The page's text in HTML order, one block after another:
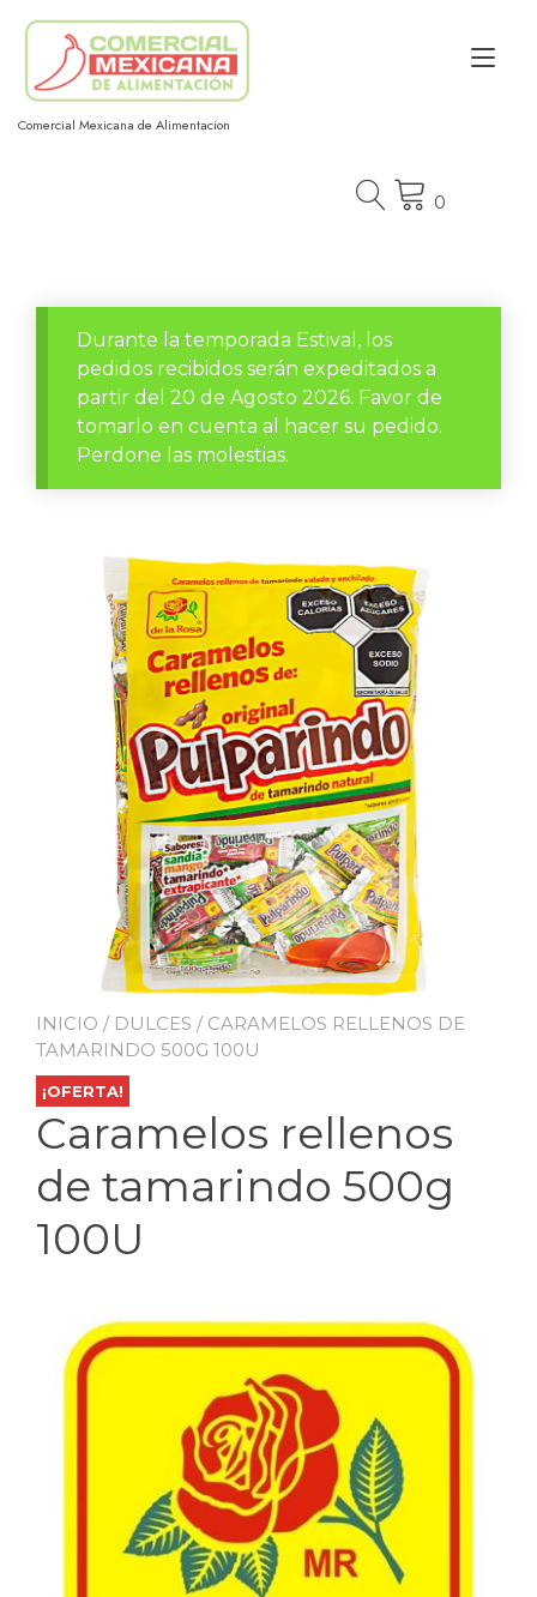
contenido
Comercial Mexicana de Alimentacion
0
Durante la temporada Estival, los
pedidos recibidos serán expeditados a
partir del 20 de Agosto 2026. Favor de
tomarlo en cuenta al hacer su pedido.
Perdone las molestias.
INICIO / DULCES / CARAMELOS RELLENOS DE
TAMARINDO 500G 100U
¡OFERTA!
Caramelos rellenos
de tamarindo 500g
100U